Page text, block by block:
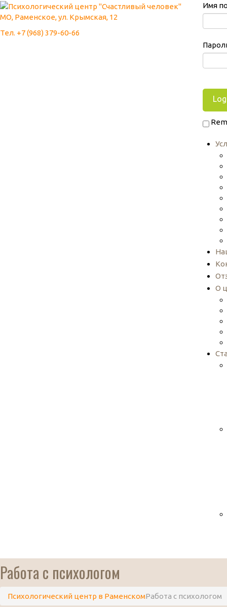
МО, Раменское, ул. Крымская, 12
Тел. +7 (968) 379-60-66
Имя
О
Работа с психологом
Психологический центр в РаменскомРабота с психологом